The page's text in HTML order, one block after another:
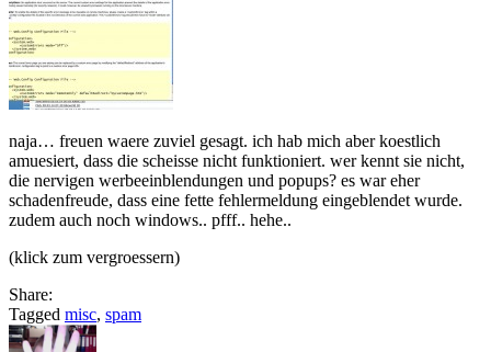
naja… freuen waere zuviel gesagt. ich hab mich aber koestlich
amuesiert, dass die scheisse nicht funktioniert. wer kennt sie nicht,
die nervigen werbeeinblendungen und popups? es war eher
schadenfreude, dass eine fette fehlermeldung eingeblendet wurde.
zudem auch noch windows.. pfff.. hehe..
(klick zum vergroessern)
Share:
Tagged misc, spam